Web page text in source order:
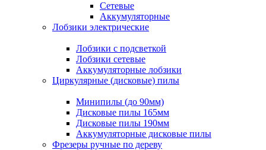
Сетевые
Аккумуляторные
Лобзики электрические
Лобзики с подсветкой
Лобзики сетевые
Аккумуляторные лобзики
Циркулярные (дисковые) пилы
Минипилы (до 90мм)
Дисковые пилы 165мм
Дисковые пилы 190мм
Аккумуляторные дисковые пилы
Фрезеры ручные по дереву